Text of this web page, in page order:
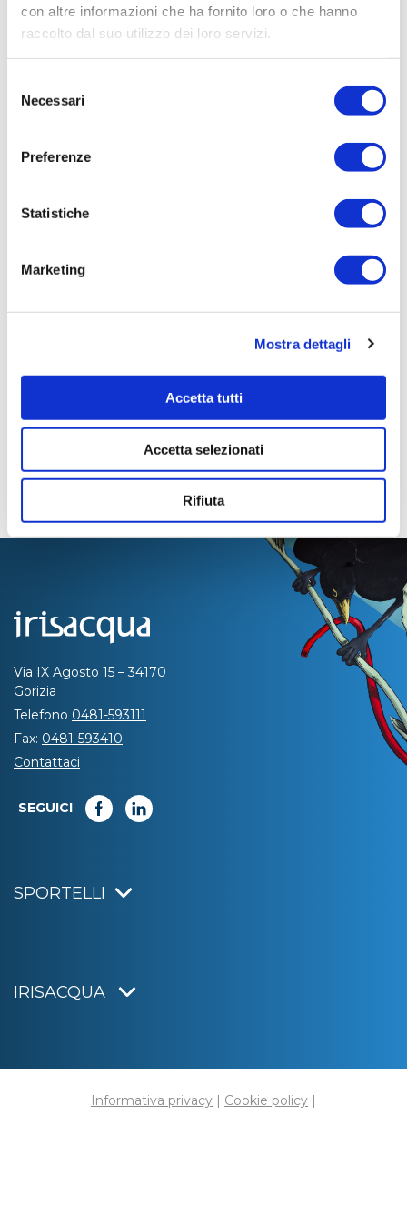
con altre informazioni che ha fornito loro o che hanno
raccolto dal suo utilizzo dei loro servizi.
delNecessari
Preferenze
Statistiche
Marketing
Mostra dettagli
Accetta tutti
Accetta selezionati
Rifiuta
Procedura di scelta:
Affidamento ai sensi del Regolamento Generale
Aziendale per Lavori Servizi e Forniture
Aggiudicatario Nome:
Importo Aggiudicazione:
pronta
0,0000
Via IX Agosto 15 – 34170
Gorizia
Telefono 0481-593111
Fax: 0481-593410
Contattaci
SEGUICI
SPORTELLI
IRISACQUA
Informativa privacy | Cookie policy |